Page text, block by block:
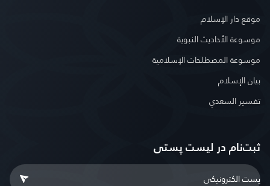
موقع دار الإسلام
موسوعة الأحاديث النبوية
موسوعة المصطلحات الإسلامية
بيان الإسلام
تفسير السعدي
ثبت‌نام در ليست پستى